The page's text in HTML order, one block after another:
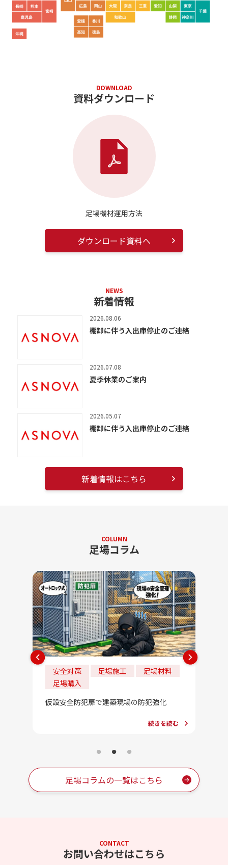
DOWNLOAD
資料ダウンロード
足場機材運用方法
ダウンロード資料へ
NEWS
新着情報
2026.08.06
棚卸に伴う入出庫停止のご連絡
2026.07.08
夏季休業のご案内
2026.05.07
棚卸に伴う入出庫停止のご連絡
新着情報はこちら
COLUMN
足場コラム
安全対策 足場施工
足場材料
足場購入
仮設安全防犯扉で建築現場の防犯強化
続きを読む
足場コラムの一覧はこちら
CONTACT
お問い合わせはこちら